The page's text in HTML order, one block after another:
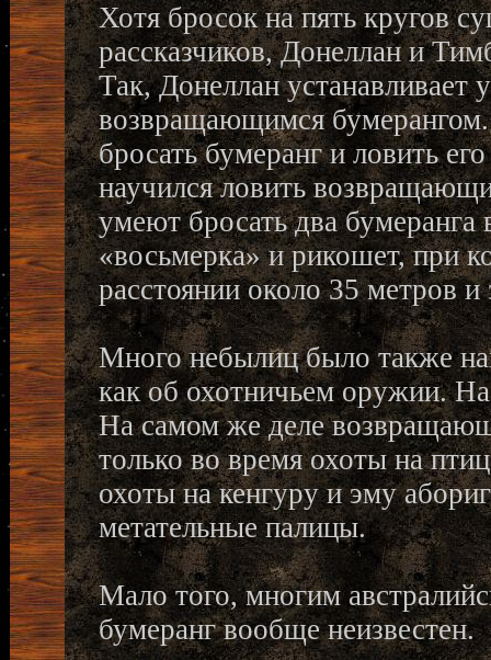
Хотя бросок на пять кругов
рассказчиков, Донеллан и
Так, Донеллан устанавливает
возвращающимся
бросать бумеранг и ловить
научился ловить
умеют бросать два
«восьмерка» и рикошет, при
расстоянии около 35 метров и
Много небылиц было также
как об охотничьем оружии.
На самом же деле
только во время охоты на
охоты на кенгуру и эму
метательные палицы.
Мало того, многим
бумеранг вообще неизвестен.